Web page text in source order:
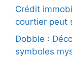
Crédit
courtier peut
Dobble :
symboles